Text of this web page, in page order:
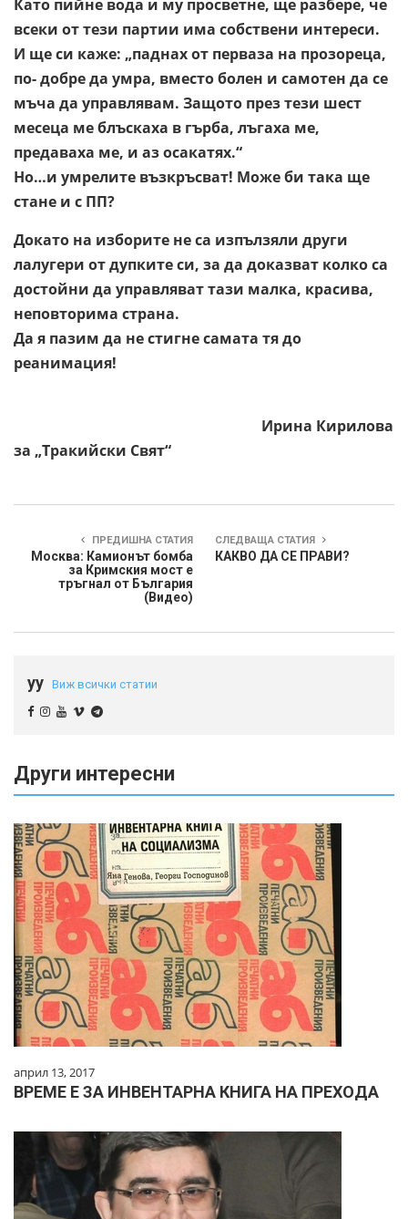
Като пийне вода и му просветне, ще разбере, че
всеки от тези партии има собствени интереси.
И ще си каже: „паднах от перваза на прозореца,
по- добре да умра, вместо болен и самотен да се
мъча да управлявам. Защото през тези шест
месеца ме блъскаха в гърба, лъгаха ме,
предаваха ме, и аз осакатях.“
Но…и умрелите възкръсват! Може би така ще
стане и с ПП?
Докато на изборите не са изпълзяли други
лалугери от дупките си, за да доказват колко са
достойни да управляват тази малка, красива,
неповторима страна.
Да я пазим да не стигне самата тя до
реанимация!
Ирина Кирилова
за „Тракийски Свят“
ПРЕДИШНА СТАТИЯ
Москва: Камионът бомба
за Кримския мост е
тръгнал от България
(Видео)
СЛЕДВАЩА СТАТИЯ
КАКВО ДА СЕ ПРАВИ?
yy Виж всички статии
Други интересни
април 13, 2017
ВРЕМЕ Е ЗА ИНВЕНТАРНА КНИГА НА ПРЕХОДА